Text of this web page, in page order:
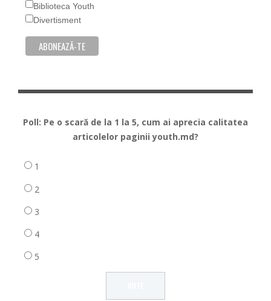
Biblioteca Youth
Divertisment
Poll: Pe o scară de la 1 la 5, cum ai aprecia calitatea
articolelor paginii youth.md?
1
2
3
4
5